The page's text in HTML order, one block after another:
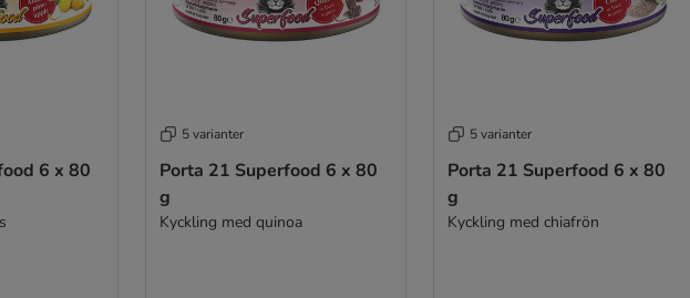
6 x 80
5 varianter
Porta 21 Superfood 6 x 80
g
Kyckling med quinoa
5 varianter
Porta 21 Superfood 6 x 80
g
Kyckling med chiafrön